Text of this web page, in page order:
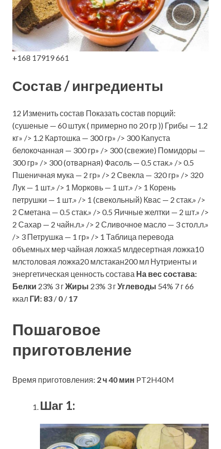
+168 17919 661
Состав / ингредиенты
12 Изменить состав Показать состав порций:
(сушеные — 60 штук ( примерно по 20 гр )) Грибы — 1.2
кг» /> 1.2 Картошка — 300 гр» /> 300 Капуста
белокочанная — 300 гр» /> 300 (свежие) Помидоры —
300 гр» /> 300 (отварная) Фасоль — 0.5 стак.» /> 0.5
Пшеничная мука — 2 гр» /> 2 Свекла — 320 гр» /> 320
Лук — 1 шт.» /> 1 Морковь — 1 шт.» /> 1 Корень
петрушки — 1 шт.» /> 1 (свекольный) Квас — 2 стак.» />
2 Сметана — 0.5 стак.» /> 0.5 Яичные желтки — 2 шт.» />
2 Сахар — 2 чайн.л.» /> 2 Сливочное масло — 3 стол.л.»
/> 3 Петрушка — 1 гр» /> 1 Таблица перевода
объемных мер чайная ложка5 млдесертная ложка10
млстоловая ложка20 млстакан200 мл Нутриенты и
энергетическая ценность состава На вес состава:
Белки 23% 3 гЖиры 23% 3 гУглеводы 54% 7 г 66
ккал ГИ: 83 / 0 / 17
Пошаговое
приготовление
Время приготовления: 2 ч 40 мин PT2H40M
Шаг 1: